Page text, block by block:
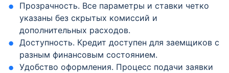
Прозрачность. Все параметры и ставки четко
указаны без скрытых комиссий и
дополнительных расходов.
Доступность. Кредит доступен для заемщиков с
разным финансовым состоянием.
Удобство оформления. Процесс подачи заявки